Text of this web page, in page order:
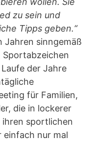
zu sein und
Tipps geben.“
Jahren sinngemäß
Sportabzeichen
der Jahre
für Familien,
die in lockerer
sportlichen
einfach nur mal